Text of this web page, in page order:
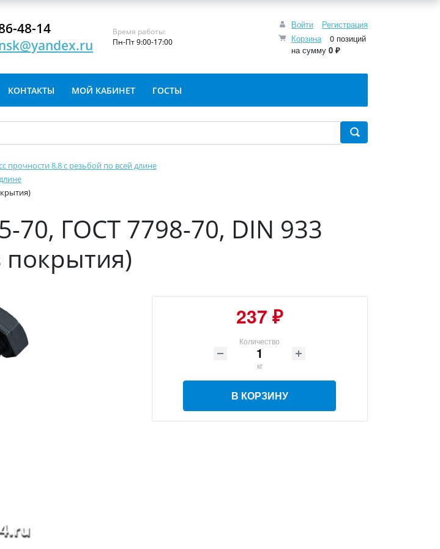
Войти
Регистрация
Корзина
0 позиций
на сумму 0 ₽
48-14
Время работы:
Пн-Пт 9:00-17:00
КОНТАКТЫ МОЙ КАБИНЕТ ГОСТЫ
прочности 8.8 с резьбой по всей длине
70, ГОСТ 7798-70, DIN 933
покрытия)
237 ₽
Количество
кг
В КОРЗИНУ